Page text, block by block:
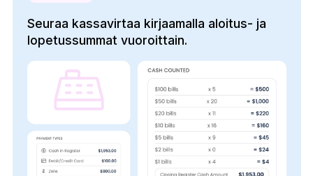
Seuraa kassavirtaa kirjaamalla aloitus- ja
lopetussummat vuoroittain.